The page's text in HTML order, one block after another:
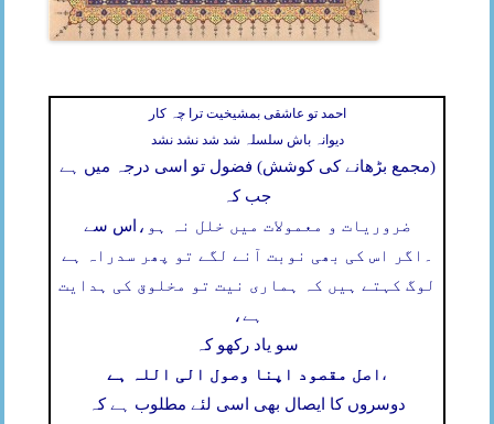
احمد تو عاشقی بمشیخیت ترا چہ کار
دیوانہ باش سلسلہ شد شد نشد نشد
(مجمع بڑھانے کی کوشش) فضول تو اسی درجہ میں ہے
جب کہ
اس سے ضروریات و معمولات میں خلل نہ ہو،
اگر اس کی بھی نوبت آنے لگے تو پھر سدراہ ہے
لوگ کہتے ہیں کہ ہماری نیت تو مخلوق کی ہدایت
ہے،
سو یاد رکھو کہ
اصل مقصود اپنا وصول الی اللہ ہے ،
دوسروں کا ایصال بھی اسی لئے مطلوب ہے کہ